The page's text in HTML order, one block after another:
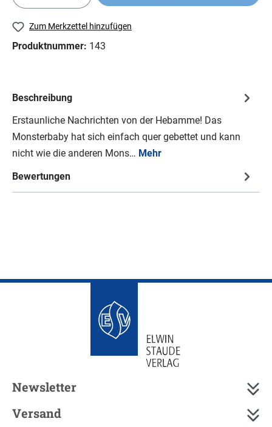
Zum Merkzettel hinzufügen
Produktnummer: 143
Beschreibung
Erstaunliche Nachrichten von der Hebamme! Das
Monsterbaby hat sich einfach quer gebettet und kann
nicht wie die anderen Mons… Mehr
Bewertungen
Newsletter
Versand